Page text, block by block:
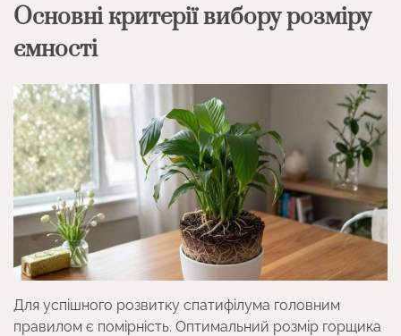
Основні критерії вибору розміру
ємності
Для успішного розвитку спатифілума головним
правилом є помірність. Оптимальний розмір горщика